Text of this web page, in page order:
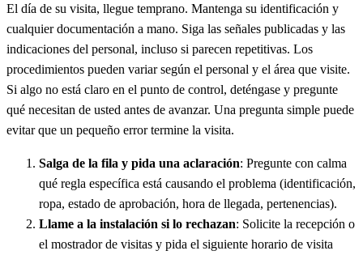
El día de su visita, llegue temprano. Mantenga su identificación y
cualquier documentación a mano. Siga las señales publicadas y las
indicaciones del personal, incluso si parecen repetitivas. Los
procedimientos pueden variar según el personal y el área que visite.
Si algo no está claro en el punto de control, deténgase y pregunte
qué necesitan de usted antes de avanzar. Una pregunta simple puede
evitar que un pequeño error termine la visita.
Salga de la fila y pida una aclaración: Pregunte con calma
qué regla específica está causando el problema (identificación,
ropa, estado de aprobación, hora de llegada, pertenencias).
Llame a la instalación si lo rechazan: Solicite la recepción o
el mostrador de visitas y pida el siguiente horario de visita